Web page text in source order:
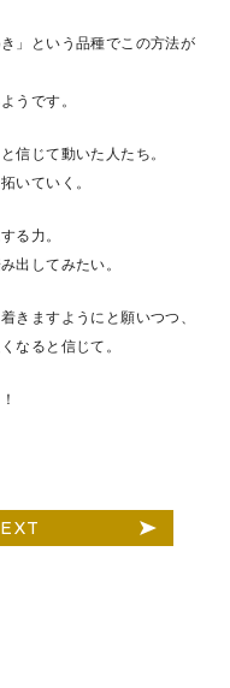
」という品種でこの方法が
うです。
と信じて動いた人たち。
いていく。
る力。
出してみたい。
きますようにと願いつつ、
なると信じて。